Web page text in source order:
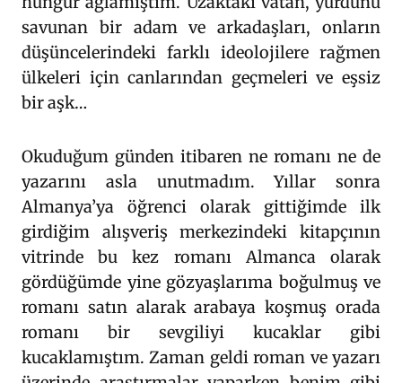
savunan bir adam ve arkadaşları, onların
düşüncelerindeki farklı ideolojilere rağmen
ülkeleri için canlarından geçmeleri ve eşsiz
bir aşk…
Okuduğum günden itibaren ne romanı ne de
yazarını asla unutmadım. Yıllar sonra
Almanya’ya öğrenci olarak gittiğimde ilk
girdiğim alışveriş merkezindeki kitapçının
vitrinde bu kez romanı Almanca olarak
gördüğümde yine gözyaşlarıma boğulmuş ve
romanı satın alarak arabaya koşmuş orada
romanı bir sevgiliyi kucaklar gibi
kucaklamıştım. Zaman geldi roman ve yazarı